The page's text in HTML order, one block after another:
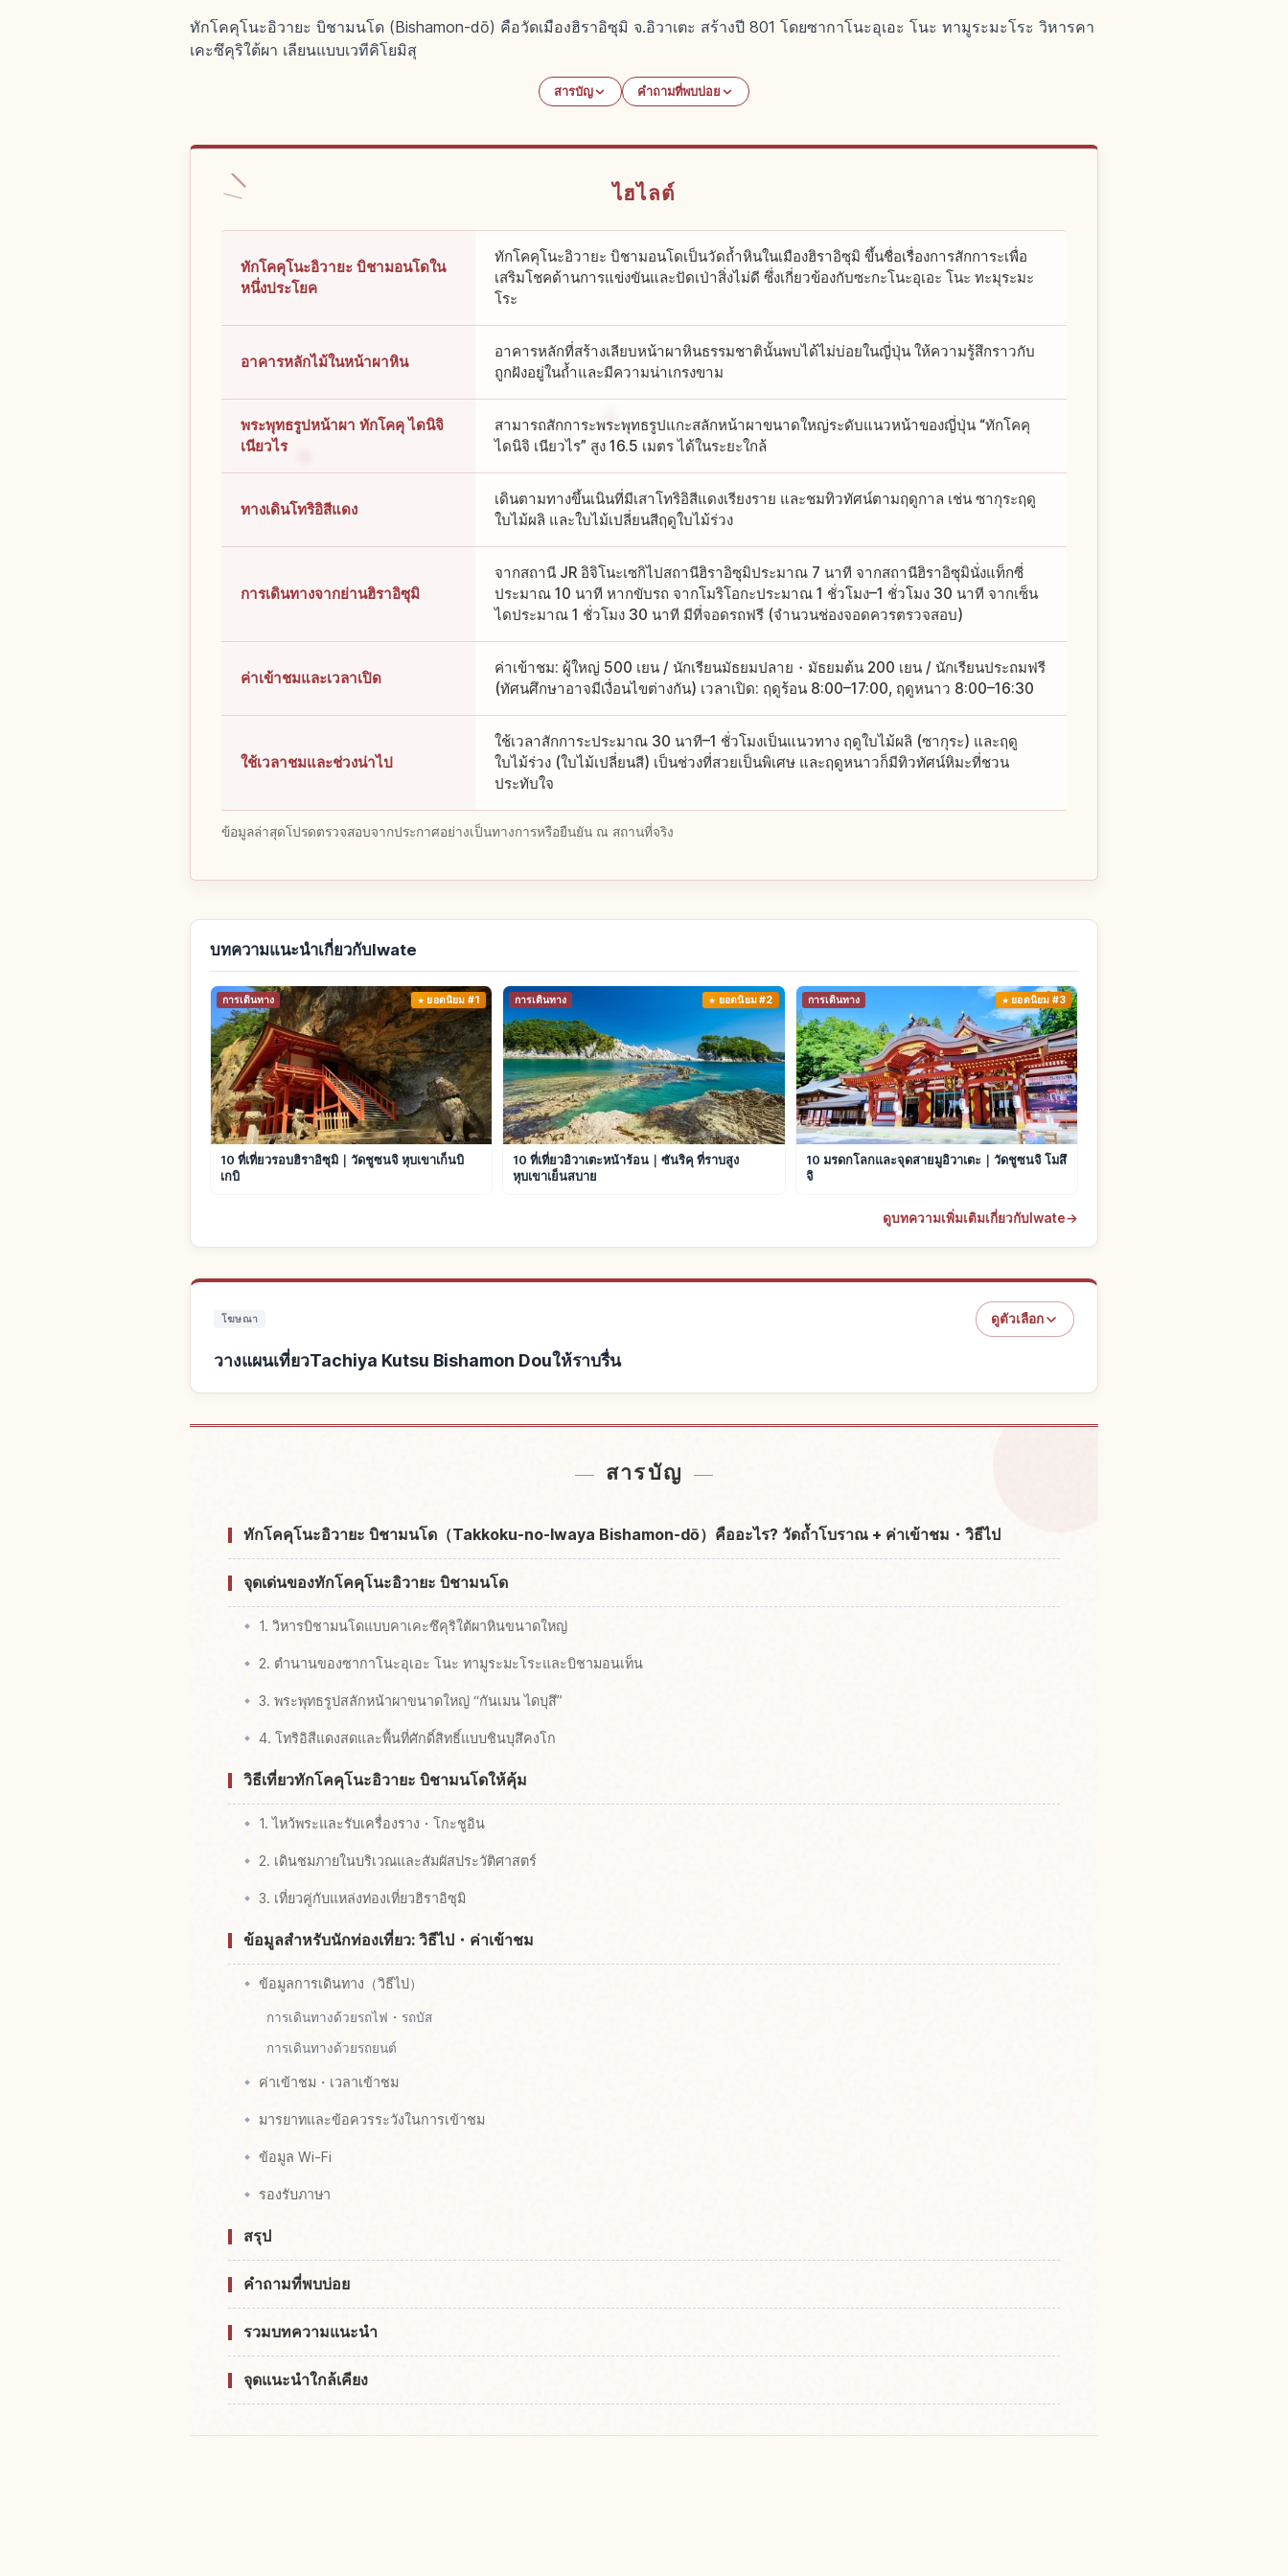
ทักโคคุโนะอิวายะ บิชามนโด (Bishamon-dō) คือวัดเมืองฮิราอิซุมิ จ.อิวาเตะ สร้างปี 801 โดยซากาโนะอุเอะ โนะ ทามูระมะโระ วิหารคา
เคะซึคุริใต้ผา เลียนแบบเวทีคิโยมิสุ
สารบัญ คำถามที่พบบ่อย
ไฮไลต์
ทักโคคุโนะอิวายะ บิชามอนโดใน
หนึ่งประโยค
ทักโคคุโนะอิวายะ บิชามอนโดเป็นวัดถ้ำหินในเมืองฮิราอิซุมิ ขึ้นชื่อเรื่องการสักการะเพื่อ
เสริมโชคด้านการแข่งขันและปัดเป่าสิ่งไม่ดี ซึ่งเกี่ยวข้องกับซะกะโนะอุเอะ โนะ ทะมุระมะ
โระ
อาคารหลักไม้ในหน้าผาหิน
อาคารหลักที่สร้างเลียบหน้าผาหินธรรมชาตินั้นพบได้ไม่บ่อยในญี่ปุ่น ให้ความรู้สึกราวกับ
ถูกฝังอยู่ในถ้ำและมีความน่าเกรงขาม
พระพุทธรูปหน้าผา ทักโคคุ ไดนิจิ
เนียวไร
สามารถสักการะพระพุทธรูปแกะสลักหน้าผาขนาดใหญ่ระดับแนวหน้าของญี่ปุ่น “ทักโคคุ
ไดนิจิ เนียวไร” สูง 16.5 เมตร ได้ในระยะใกล้
ทางเดินโทริอิสีแดง
เดินตามทางขึ้นเนินที่มีเสาโทริอิสีแดงเรียงราย และชมทิวทัศน์ตามฤดูกาล เช่น ซากุระฤดู
ใบไม้ผลิ และใบไม้เปลี่ยนสีฤดูใบไม้ร่วง
การเดินทางจากย่านฮิราอิซุมิ
จากสถานี JR อิจิโนะเซกิไปสถานีฮิราอิซุมิประมาณ 7 นาที จากสถานีฮิราอิซุมินั่งแท็กซี่
ประมาณ 10 นาที หากขับรถ จากโมริโอกะประมาณ 1 ชั่วโมง–1 ชั่วโมง 30 นาที จากเซ็น
ไดประมาณ 1 ชั่วโมง 30 นาที มีที่จอดรถฟรี (จำนวนช่องจอดควรตรวจสอบ)
ค่าเข้าชมและเวลาเปิด
ค่าเข้าชม: ผู้ใหญ่ 500 เยน / นักเรียนมัธยมปลาย・มัธยมต้น 200 เยน / นักเรียนประถมฟรี
(ทัศนศึกษาอาจมีเงื่อนไขต่างกัน) เวลาเปิด: ฤดูร้อน 8:00–17:00, ฤดูหนาว 8:00–16:30
ใช้เวลาชมและช่วงน่าไป
ใช้เวลาสักการะประมาณ 30 นาที–1 ชั่วโมงเป็นแนวทาง ฤดูใบไม้ผลิ (ซากุระ) และฤดู
ใบไม้ร่วง (ใบไม้เปลี่ยนสี) เป็นช่วงที่สวยเป็นพิเศษ และฤดูหนาวก็มีทิวทัศน์หิมะที่ชวน
ประทับใจ
ข้อมูลล่าสุดโปรดตรวจสอบจากประกาศอย่างเป็นทางการหรือยืนยัน ณ สถานที่จริง
บทความแนะนำเกี่ยวกับIwate
การเดินทาง ยอดนิยม #1
10 ที่เที่ยวรอบฮิราอิซุมิ｜วัดชูซนจิ หุบเขาเก็นบิ
เกบิ
การเดินทาง ยอดนิยม #2
10 ที่เที่ยวอิวาเตะหน้าร้อน｜ซันริคุ ที่ราบสูง
หุบเขาเย็นสบาย
การเดินทาง ยอดนิยม #3
10 มรดกโลกและจุดสายมูอิวาเตะ｜วัดชูซนจิ โมสึ
จิ
ดูบทความเพิ่มเติมเกี่ยวกับIwate→
โฆษณา ดูตัวเลือก
วางแผนเที่ยวTachiya Kutsu Bishamon Douให้ราบรื่น
สารบัญ
ทักโคคุโนะอิวายะ บิชามนโด（Takkoku-no-Iwaya Bishamon-dō）คืออะไร? วัดถ้ำโบราณ + ค่าเข้าชม・วิธีไป
จุดเด่นของทักโคคุโนะอิวายะ บิชามนโด
1. วิหารบิชามนโดแบบคาเคะซึคุริใต้ผาหินขนาดใหญ่
2. ตำนานของซากาโนะอุเอะ โนะ ทามูระมะโระและบิชามอนเท็น
3. พระพุทธรูปสลักหน้าผาขนาดใหญ่ “กันเมน ไดบุสึ”
4. โทริอิสีแดงสดและพื้นที่ศักดิ์สิทธิ์แบบชินบุสึคงโก
วิธีเที่ยวทักโคคุโนะอิวายะ บิชามนโดให้คุ้ม
1. ไหว้พระและรับเครื่องราง・โกะชูอิน
2. เดินชมภายในบริเวณและสัมผัสประวัติศาสตร์
3. เที่ยวคู่กับแหล่งท่องเที่ยวฮิราอิซุมิ
ข้อมูลสำหรับนักท่องเที่ยว: วิธีไป・ค่าเข้าชม
ข้อมูลการเดินทาง（วิธีไป）
การเดินทางด้วยรถไฟ・รถบัส
การเดินทางด้วยรถยนต์
ค่าเข้าชม・เวลาเข้าชม
มารยาทและข้อควรระวังในการเข้าชม
ข้อมูล Wi-Fi
รองรับภาษา
สรุป
คำถามที่พบบ่อย
รวมบทความแนะนำ
จุดแนะนำใกล้เคียง